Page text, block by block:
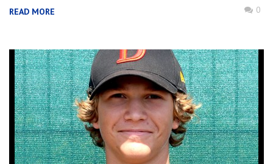
READ MORE 0